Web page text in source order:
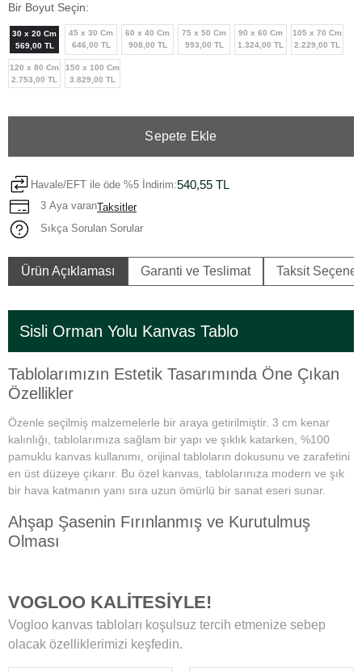
Bir Boyut Seçin:
30 x 20 Cm
569,00 TL
45 x 30 Cm
646,00 TL
60 x 40 Cm
908,00 TL
75 x 50 Cm
993,00 TL
90 x 60 Cm
1.324,00 TL
105 x 70 Cm
2.229,00 TL
120 x 80 Cm
2.753,00 TL
150 x 100 Cm
3.829,00 TL
Sepete Ekle
Havale/EFT ile öde %5 İndirim:540,55 TL
3 Aya varanTaksitler
Sıkça Sorulan Sorular
Ürün Açıklaması Garanti ve Teslimat Taksit
Sisli Orman Yolu Kanvas Tablo
Tablolarımızın Estetik Tasarımında Öne Çıkan
Özellikler
Özenle seçilmiş malzemelerle bir araya getirilmiştir. 3 cm kenar
kalınlığı, tablolarımıza sağlam bir yapı ve şıklık katarken, %100
pamuklu kanvas kullanımı, orijinal tabloların dokusunu ve zarafetini
en üst düzeye çıkarır. Bu özel kanvas, tablolarınıza modern ve şık
bir hava katmanın yanı sıra uzun ömürlü bir sanat eseri sunar.
Ahşap Şasenin Fırınlanmış ve Kurutulmuş
Olması
ahşap şase sayesinde uzun yıllar boyunca ilk günkü formunu korur.
Yüksek Çözünürlüklü Baskılarımız
Modern teknolojiye sahip özel makineler kullanılarak üretilir. Bu
VOGLOO KALİTESİYLE!
Vogloo kanvas tabloları koşulsuz tercih etmenize sebep
olacak özelliklerimizi keşfedin.